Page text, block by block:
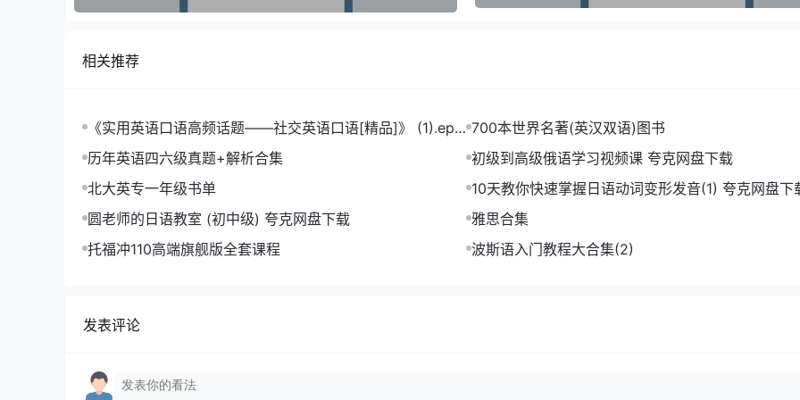
相关推荐
《实用英语口语高频话题——社交英语口语[精品]》 (1).epu
b夸克网盘下载
700本世界名著(英汉双语)图书
历年英语四六级真题+解析合集
初级到高级俄语学习视频课 夸克网盘下载
北大英专一年级书单
10天教你快速掌握日语动词变形发音(1) 夸克网盘下
圆老师的日语教室 (初中级) 夸克网盘下载
雅思合集
托福冲110高端旗舰版全套课程
波斯语入门教程大合集(2)
发表评论